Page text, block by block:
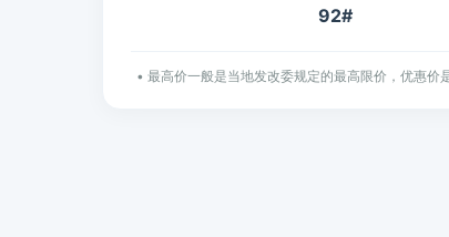
92#
• 最高价一般是当地发改委规定的最高限价，优惠价